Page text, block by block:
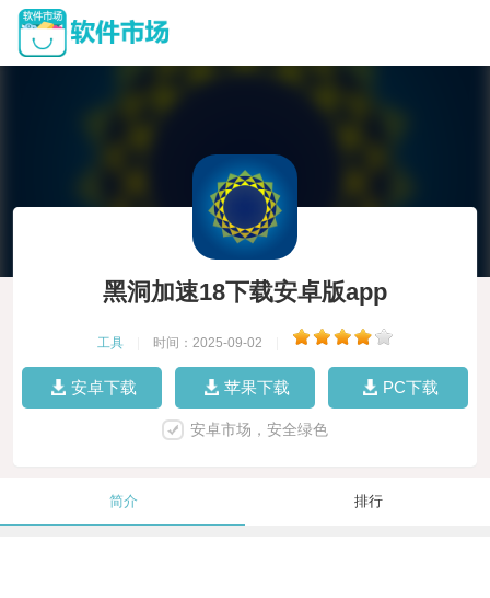
黑洞加速18下载安卓版app
工具 时间：2025-09-02
安卓下载 苹果下载 PC下载
安卓市场，安全绿色
简介 排行